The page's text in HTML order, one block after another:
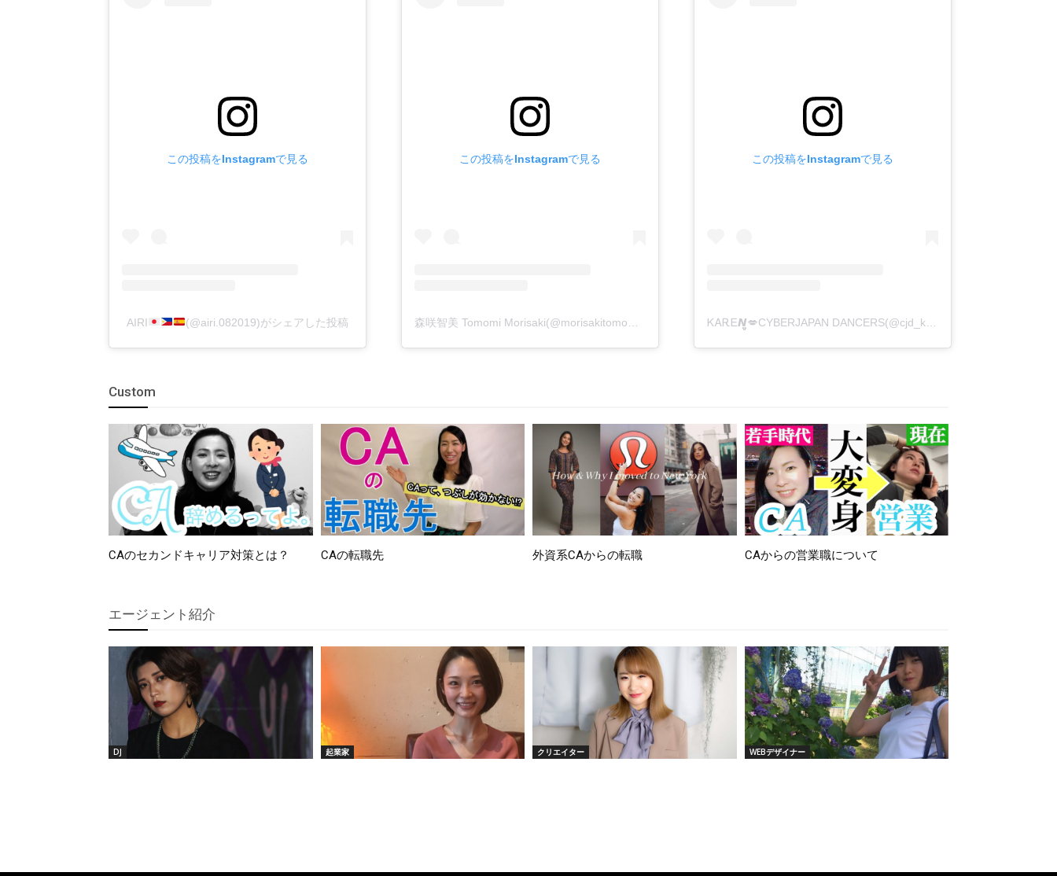
この投稿をInstagramで見る
AIRI (@airi.082019)がシェアした投稿
この投稿をInstagramで見る この投稿をInstagramで見る
Custom
CAのセカンドキャリア対策とは？ CAの転職先 外資系CAからの転職 CAからの営業職について
エージェント紹介
DJ 起業家 クリエイター WEBデザイナー